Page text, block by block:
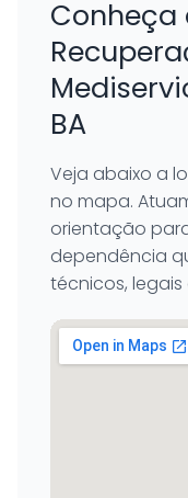
Conheça
BA
Veja abaixo a
no mapa.
orientação
dependência
técnicos,